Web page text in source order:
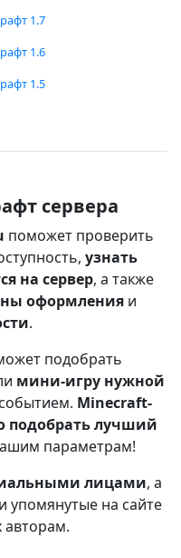
1.7
1.6
1.5
сервера
поможет проверить
узнать
на сервер, а также
оформления и
.
подобрать
мини-игру нужной
Minecraft-
подобрать лучший
параметрам!
лицами, а
упомянутые на сайте
авторам.